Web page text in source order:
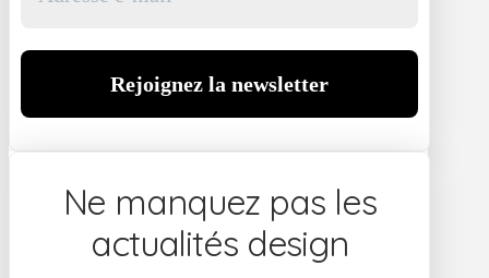
Ne manquez pas les
actualités design